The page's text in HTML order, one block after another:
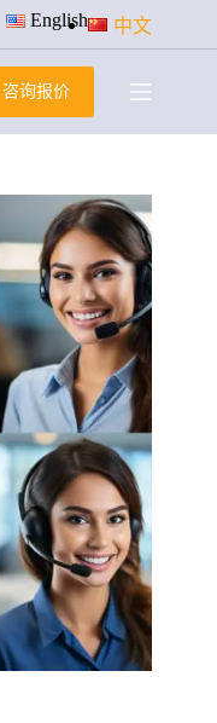
English 中文
咨询报价